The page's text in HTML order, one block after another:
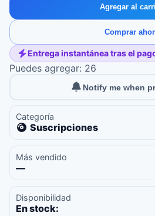
Agregar al
Comprar
Entrega instantánea tras el
Puedes agregar: 26
Notify me when
Categoría
Suscripciones
Más vendido
—
Disponibilidad
En stock: